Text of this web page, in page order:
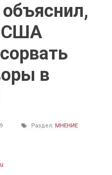
США
в
Раздел: МНЕНИЕ